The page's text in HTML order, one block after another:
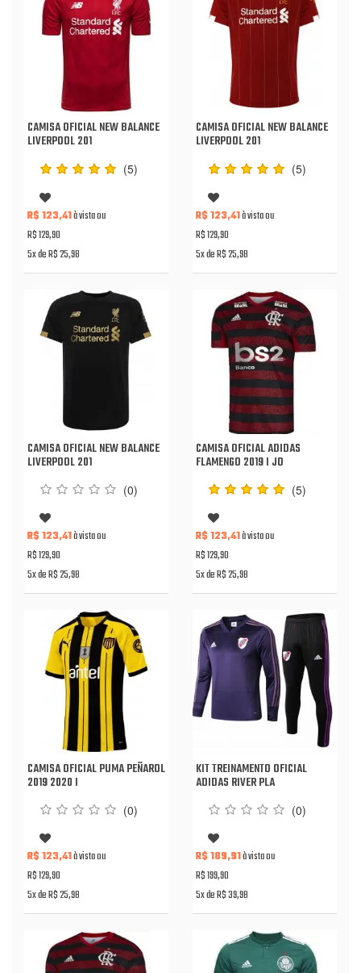
CAMISA OFICIAL NEW BALANCE
LIVERPOOL 201
(5)
R$ 123,41à vista ou
R$ 129,90
5x de R$ 25,98
CAMISA OFICIAL NEW BALANCE
LIVERPOOL 201
(5)
R$ 123,41à vista ou
R$ 129,90
5x de R$ 25,98
CAMISA OFICIAL NEW BALANCE
LIVERPOOL 201
(0)
R$ 123,41à vista ou
R$ 129,90
5x de R$ 25,98
CAMISA OFICIAL ADIDAS
FLAMENGO 2019 I JO
(5)
R$ 123,41à vista ou
R$ 129,90
5x de R$ 25,98
CAMISA OFICIAL PUMA PEÑAROL
2019 2020 I
(0)
R$ 123,41à vista ou
R$ 129,90
5x de R$ 25,98
KIT TREINAMENTO OFICIAL
ADIDAS RIVER PLA
(0)
R$ 189,91à vista ou
R$ 199,90
5x de R$ 39,98